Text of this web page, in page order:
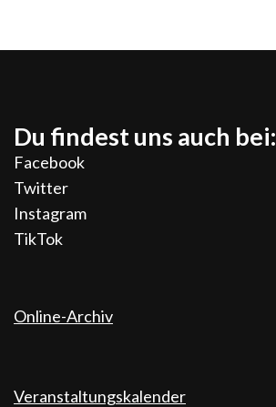
Du findest uns auch bei:
Facebook
Twitter
Instagram
TikTok
Online-Archiv
Veranstaltungskalender